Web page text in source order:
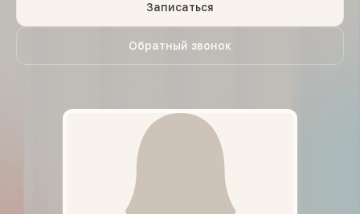
Обратный звонок
Записаться